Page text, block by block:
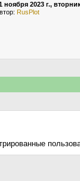
ноября 2023 г.,
RusPlot